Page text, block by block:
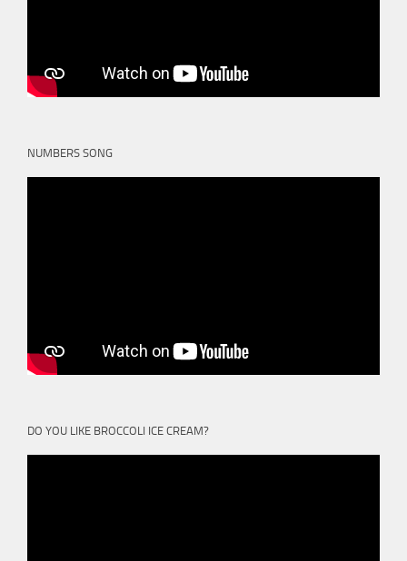
NUMBERS SONG
DO YOU LIKE BROCCOLI ICE CREAM?